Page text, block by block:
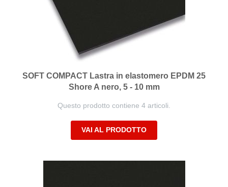
SOFT COMPACT Lastra in elastomero EPDM 25
Shore A nero, 5 - 10 mm
Questo prodotto contiene 4 articoli.
VAI AL PRODOTTO